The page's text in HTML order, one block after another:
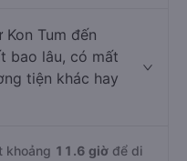
Tum đến
bao lâu, có mất
tiện khác hay
khoảng 11.6 giờ để di